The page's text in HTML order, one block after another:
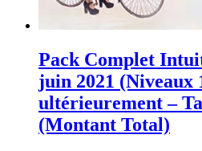
Pack Complet
juin 2021 (Niveaux
ultérieurement –
(Montant Total)